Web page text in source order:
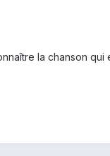
la chanson